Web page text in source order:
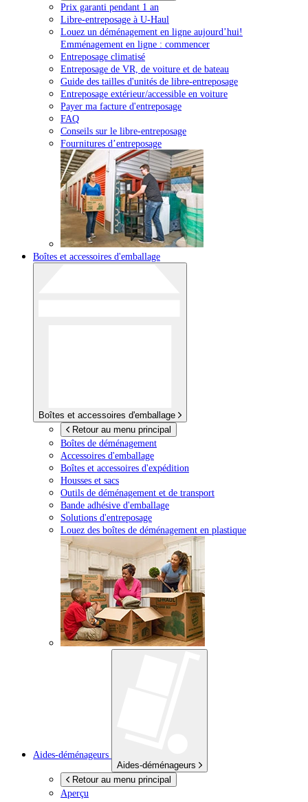
Prix garanti pendant 1 an
Libre-entreposage à U-Haul
Louez un déménagement en ligne aujourd’hui!
Emménagement en ligne : commencer
Entreposage climatisé
Entreposage de VR, de voiture et de bateau
Guide des tailles d'unités de libre-entreposage
Entreposage extérieur/accessible en voiture
Payer ma facture d'entreposage
FAQ
Conseils sur le libre-entreposage
Fournitures d’entreposage
Boîtes et accessoires d'emballage
Boîtes et accessoires d'emballage
Retour au menu principal
Boîtes de déménagement
Accessoires d'emballage
Boîtes et accessoires d'expédition
Housses et sacs
Outils de déménagement et de transport
Bande adhésive d'emballage
Solutions d'entreposage
Louez des boîtes de déménagement en plastique
Aides-déménageurs
Aides-déménageurs
Retour au menu principal
Aperçu